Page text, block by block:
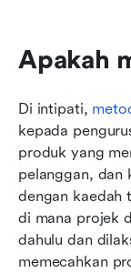
Apakah
Di intipati,
kepada
produk yang
pelanggan, dan
dengan kaedah
di mana projek
dahulu dan
memecahkan